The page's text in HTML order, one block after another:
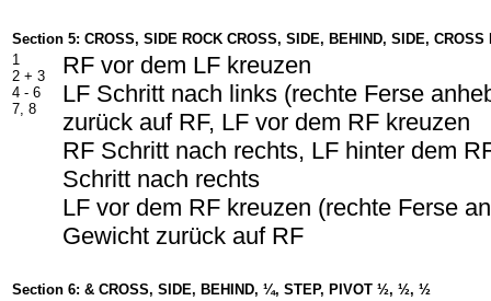
Section 5: CROSS, SIDE ROCK CROSS, SIDE, BEHIND, SIDE, CROSS
1
2 + 3
4 - 6
7, 8
RF vor dem LF kreuzen
LF Schritt nach links (rechte Ferse
zurück auf RF, LF vor dem RF kreuzen
RF Schritt nach rechts, LF hinter dem
Schritt nach rechts
LF vor dem RF kreuzen (rechte Ferse
Gewicht zurück auf RF
Section 6: & CROSS, SIDE, BEHIND, ¼, STEP, PIVOT ½, ½, ½